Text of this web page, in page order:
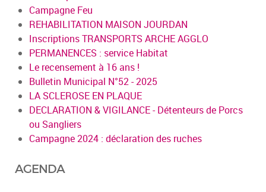
Campagne Feu
REHABILITATION MAISON JOURDAN
Inscriptions TRANSPORTS ARCHE AGGLO
PERMANENCES : service Habitat
Le recensement à 16 ans !
Bulletin Municipal N°52 - 2025
LA SCLEROSE EN PLAQUE
DECLARATION & VIGILANCE - Détenteurs de Porcs
ou Sangliers
Campagne 2024 : déclaration des ruches
AGENDA